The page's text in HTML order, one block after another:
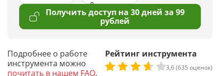
Получить доступ на 30 дней за 99
рублей
Подробнее о работе
инструмента можно
почитать в нашем FAQ.
Рейтинг инструмента
3,6 (635 оценок)